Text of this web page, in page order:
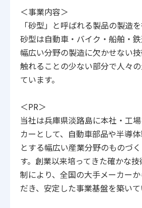
＜事業内容＞
「砂型」と呼ばれる製品の製造を
砂型は自動車・バイク・船舶・
幅広い分野の製造に欠かせない
触れることの少ない部分で人々
ています。
＜PR＞
当社は兵庫県淡路島に本社・工
カーとして、自動車部品や半導
とする幅広い産業分野のものづ
す。創業以来培ってきた確かな
制により、全国の大手メーカー
だき、安定した事業基盤を築いて